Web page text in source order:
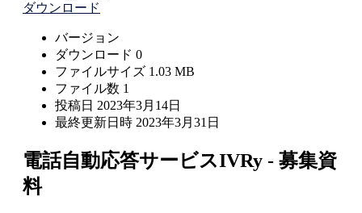
ダウンロード
バージョン
ダウンロード 0
ファイルサイズ 1.03 MB
ファイル数 1
投稿日 2023年3月14日
最終更新日時 2023年3月31日
電話自動応答サービスIVRy - 募集資
料